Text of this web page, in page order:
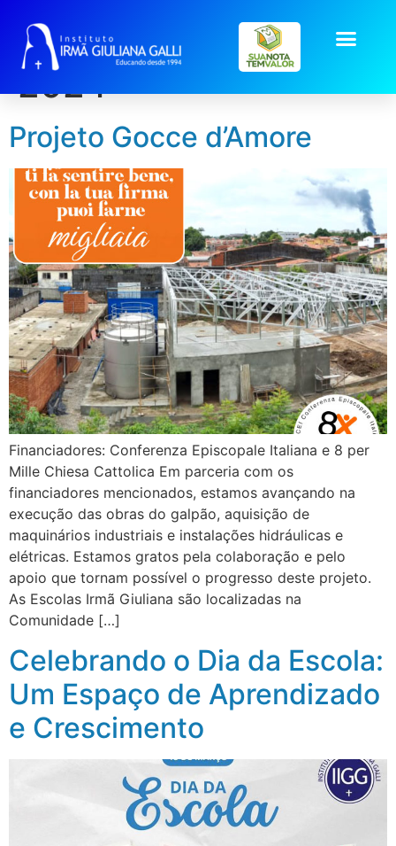
Dia:15 de março de
2024
Projeto Gocce d’Amore
Financiadores: Conferenza Episcopale Italiana e 8 per
Mille Chiesa Cattolica Em parceria com os
financiadores mencionados, estamos avançando na
execução das obras do galpão, aquisição de
maquinários industriais e instalações hidráulicas e
elétricas. Estamos gratos pela colaboração e pelo
apoio que tornam possível o progresso deste projeto.
As Escolas Irmã Giuliana são localizadas na
Comunidade […]
Celebrando o Dia da Escola:
Um Espaço de Aprendizado
e Crescimento